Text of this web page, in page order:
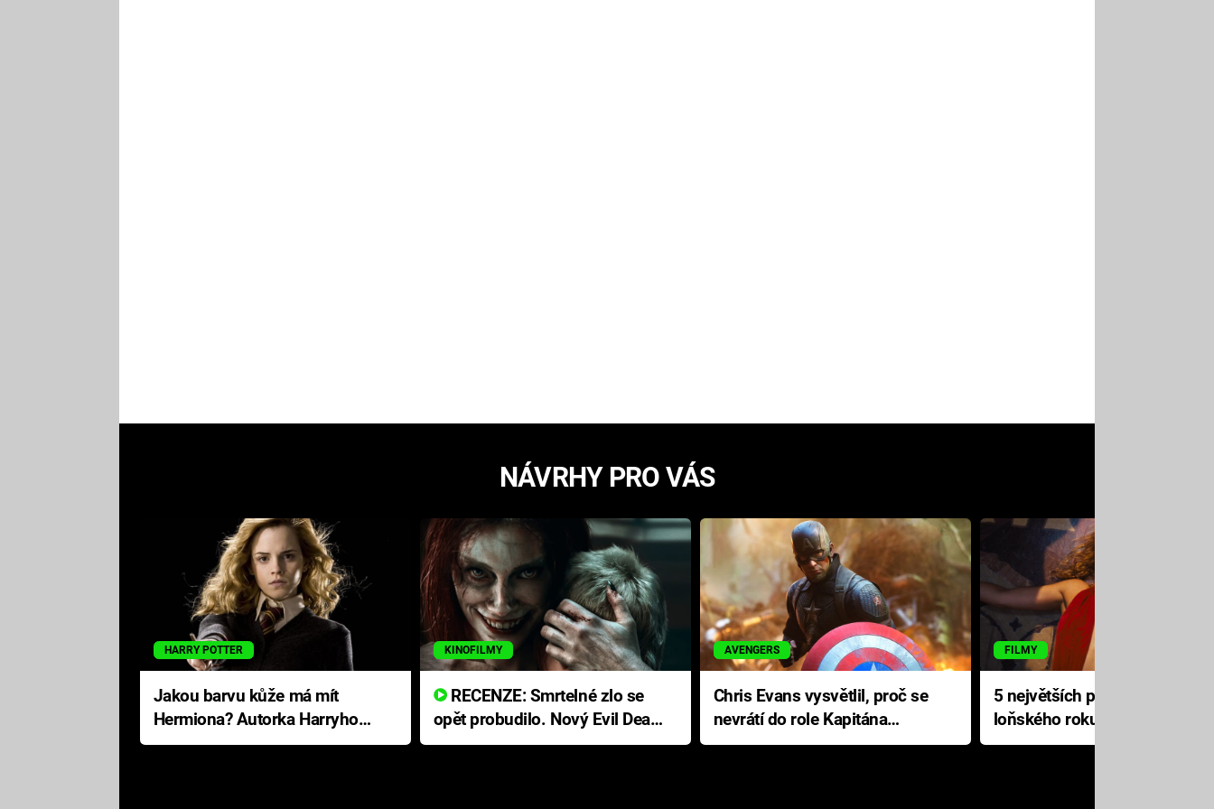
NÁVRHY PRO VÁS
HARRY POTTER
Jakou barvu kůže má mít
Hermiona? Autorka Harryho
Pottera přišla s ráznou
KINOFILMY
RECENZE: Smrtelné zlo se
opět probudilo. Nový Evil Dead
přichází s neodolatelnou
AVENGERS
Chris Evans vysvětlil, proč se
nevrátí do role Kapitána
Ameriky
FILMY
5 největších propadáků
loňského roku: Disney na
jediné katastrofě prodělal 200